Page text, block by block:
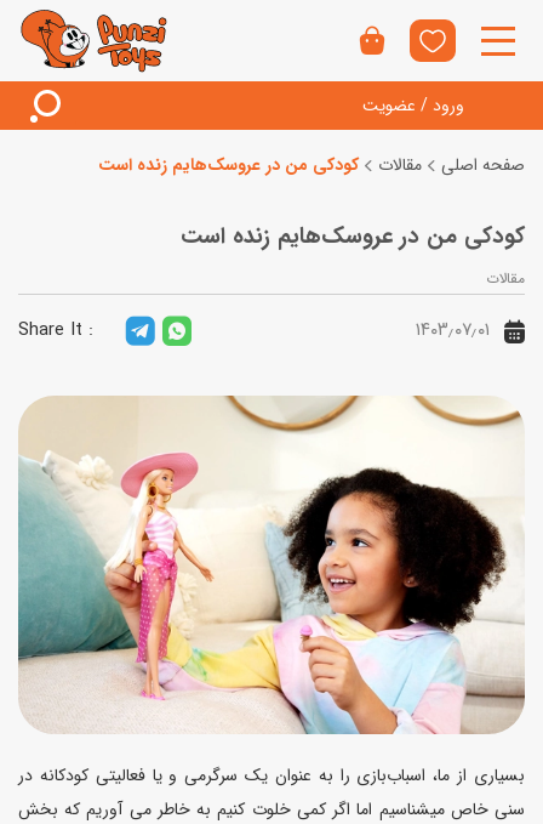
ورود / عضویت
صفحه اصلی مقالات کودکی من در عروسک‌هایم زنده است
کودکی من در عروسک‌هایم زنده است
مقالات
۱۴۰۳٫۰۷٫۰۱ Share It :
بسیاری از ما، اسباب‌بازی را به عنوان یک سرگرمی و یا فعالیتی کودکانه در
سنی خاص میشناسیم اما اگر کمی خلوت کنیم به خاطر می آوریم که بخش